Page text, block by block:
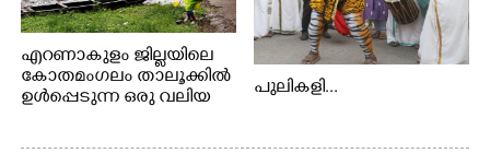
എറണാകുളം ജില്ലയിലെ
കോതമംഗലം താലൂക്കിൽ
ഉൾപ്പെടുന്ന ഒരു വലിയ
പുലികളി...